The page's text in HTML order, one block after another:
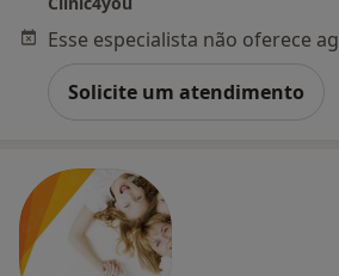
Solicite um atendimento